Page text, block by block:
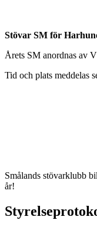
Stövar SM för
Årets SM anordnas av
Tid och plats meddelas
Smålands stövarklubb
år!